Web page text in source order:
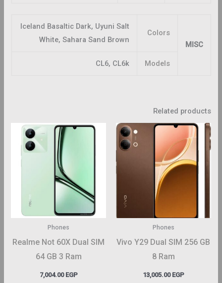
MISC
Colors
Iceland Basaltic Dark, Uyuni Salt
White, Sahara Sand Brown
Models
CL6, CL6k
Related products
Phones
Vivo Y29 Dual SIM 256 GB
8 Ram
13,005.00 EGP
This
product
multiple
The
options
Phones
Realme Not 60X Dual SIM
64 GB 3 Ram
7,004.00 EGP